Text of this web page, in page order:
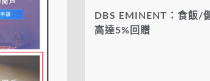
DBS EMINENT：食飯/
高達5%回贈